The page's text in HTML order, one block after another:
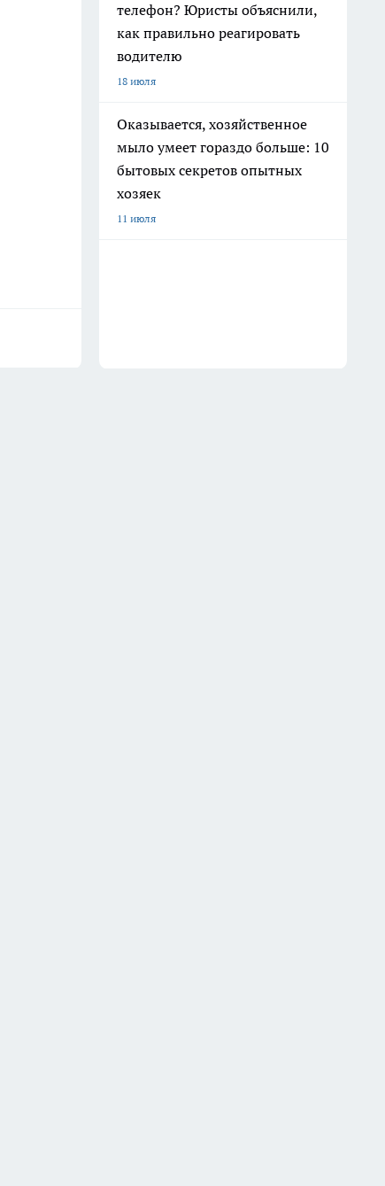
телефон? Юристы объяснили,
как правильно реагировать
водителю
18 июля
Оказывается, хозяйственное
мыло умеет гораздо больше: 10
бытовых секретов опытных
хозяек
11 июля